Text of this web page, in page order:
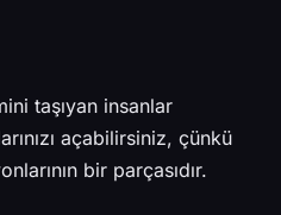
taşıyan insanlar
açabilirsiniz, çünkü
bir parçasıdır.